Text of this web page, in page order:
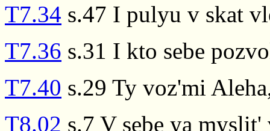
T7.34 s.47 I pulyu v skat
T7.36 s.31 I kto sebe
T7.40 s.29 Ty voz'mi
T8.02 s.7 V sebe ya myslit'